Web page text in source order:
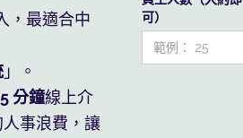
的 人事浪費
，最適合中
」。
分鐘線上介
事浪費，讓
可）